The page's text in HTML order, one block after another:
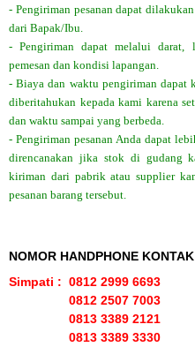
- Pengiriman pesanan dapat
dari Bapak/Ibu.
- Pengiriman dapat melalui darat,
pemesan dan kondisi lapangan.
- Biaya dan waktu pengiriman dapat
diberitahukan kepada kami karena
dan waktu sampai yang berbeda.
- Pengiriman pesanan Anda dapat
direncanakan jika stok di gudang
kiriman dari pabrik atau supplier
pesanan barang tersebut.
NOMOR HANDPHONE
Simpati : 0812 2999 6693
0812 2507 7003
0813 3389 2121
0813 3389 3330